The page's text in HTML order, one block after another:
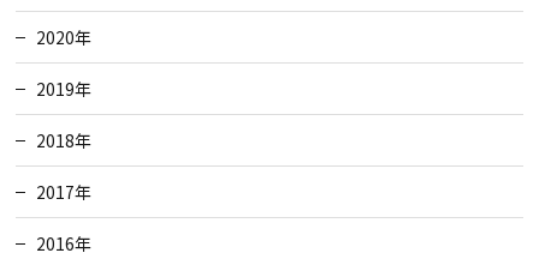
2020年
2019年
2018年
2017年
2016年